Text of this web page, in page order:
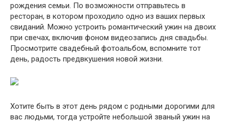
рождения семьи. По возможности отправьтесь в
ресторан, в котором проходило одно из ваших первых
свиданий. Можно устроить романтический ужин на двоих
при свечах, включив фоном видеозапись дня свадьбы.
Просмотрите свадебный фотоальбом, вспомните тот
день, радость предвкушения новой жизни.
Хотите быть в этот день рядом с родными дорогими для
вас людьми, тогда устройте небольшой званый ужин на